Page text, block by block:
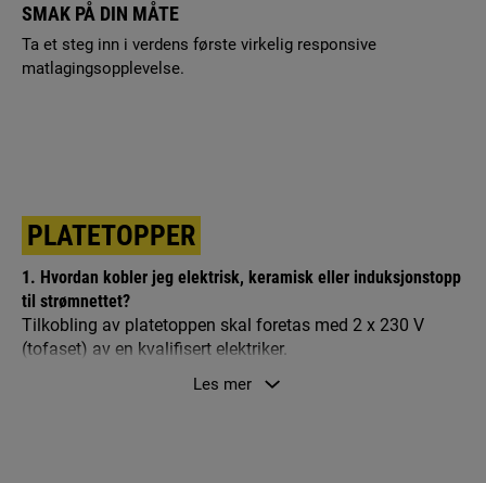
SMAK PÅ DIN MÅTE
Ta et steg inn i verdens første virkelig responsive
matlagingsopplevelse.
PLATETOPPER
1. Hvordan kobler jeg elektrisk, keramisk eller induksjonstopp
til strømnettet?
Tilkobling av platetoppen skal foretas med 2 x 230 V
(tofaset) av en kvalifisert elektriker.
2. Hvor er gasslangekoblingen på platetoppen min?
Les mer